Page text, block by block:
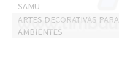
SAMU
ARTES DECORATIVAS PARA
AMBIENTES